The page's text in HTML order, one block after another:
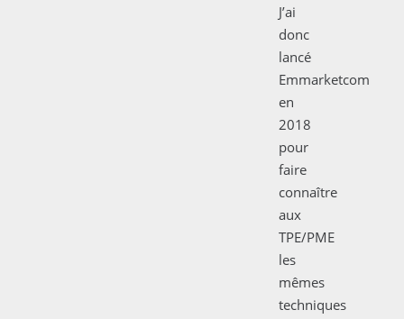
J’ai
donc
lancé
Emmarketcom
en
2018
pour
faire
connaître
aux
TPE/PME
les
mêmes
techniques